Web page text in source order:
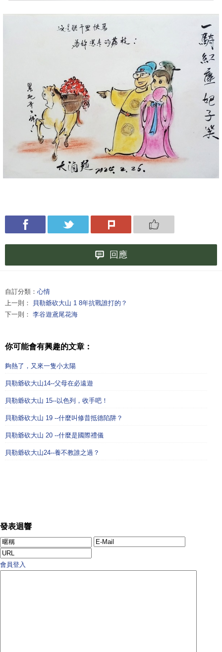
回應
自訂分類： 心情
上一則：
貝勒爺砍大山 1 8年抗戰誰打的？
下一則： 李谷遊鳶尾花海
你可能會有興趣的文章：
夠熱了，又來一隻小太陽
貝勒爺砍大山14--父母在必遠遊
貝勒爺砍大山 15--以色列，收手吧！
貝勒爺砍大山 19 --什麼叫修昔抵德陷阱？
貝勒爺砍大山 20 --什麼是國際禮儀
貝勒爺砍大山24--養不教誰之過？
發表迴響
會員登入